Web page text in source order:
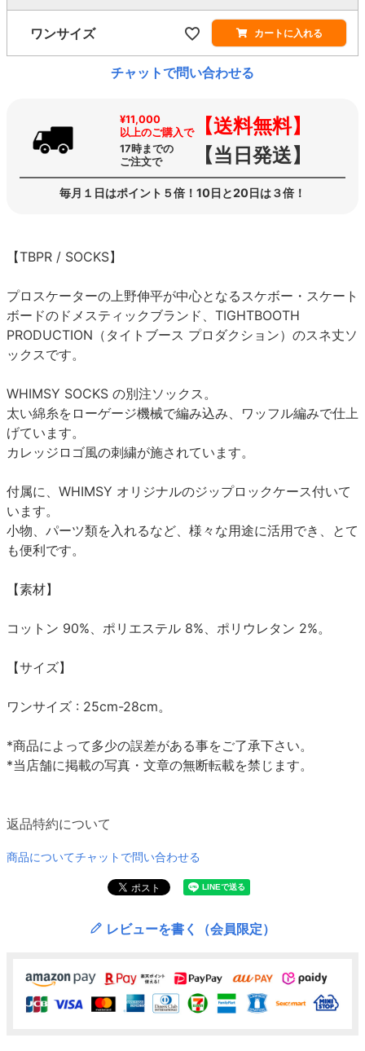
ワンサイズ カートに入れる
チャットで問い合わせる
¥11,000
以上のご購入で【送料無料】
17時までの
ご注文で
【当日発送】
毎月１日はポイント５倍！10日と20日は３倍！
【TBPR / SOCKS】
プロスケーターの上野伸平が中心となるスケボー・スケート
ボードのドメスティックブランド、TIGHTBOOTH
PRODUCTION（タイトブース プロダクション）のスネ丈ソ
ックスです。
WHIMSY SOCKS の別注ソックス。
太い綿糸をローゲージ機械で編み込み、ワッフル編みで仕上
げています。
カレッジロゴ風の刺繍が施されています。
付属に、WHIMSY オリジナルのジップロックケース付いて
います。
小物、パーツ類を入れるなど、様々な用途に活用でき、とて
も便利です。
【素材】
コットン 90%、ポリエステル 8%、ポリウレタン 2%。
【サイズ】
ワンサイズ : 25cm-28cm。
*商品によって多少の誤差がある事をご了承下さい。
*当店舗に掲載の写真・文章の無断転載を禁じます。
返品特約について
商品についてチャットで問い合わせる
レビューを書く（会員限定）